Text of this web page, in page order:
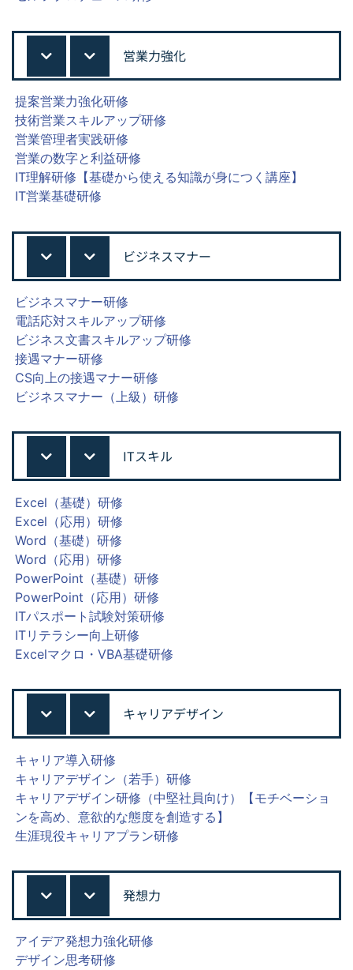
営業力強化
提案営業力強化研修
技術営業スキルアップ研修
営業管理者実践研修
営業の数字と利益研修
IT理解研修【基礎から使える知識が身につく講座】
IT営業基礎研修
ビジネスマナー
ビジネスマナー研修
電話応対スキルアップ研修
ビジネス文書スキルアップ研修
接遇マナー研修
CS向上の接遇マナー研修
ビジネスマナー（上級）研修
ITスキル
Excel（基礎）研修
Excel（応用）研修
Word（基礎）研修
Word（応用）研修
PowerPoint（基礎）研修
PowerPoint（応用）研修
ITパスポート試験対策研修
ITリテラシー向上研修
Excelマクロ・VBA基礎研修
キャリアデザイン
キャリア導入研修
キャリアデザイン（若手）研修
キャリアデザイン研修（中堅社員向け）【モチベーショ
ンを高め、意欲的な態度を創造する】
生涯現役キャリアプラン研修
発想力
アイデア発想力強化研修
デザイン思考研修